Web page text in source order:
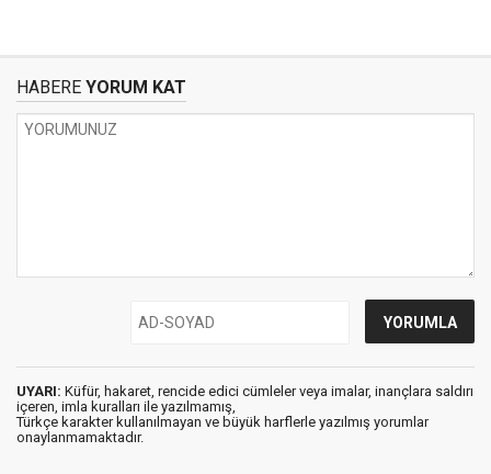
HABERE YORUM KAT
UYARI: Küfür, hakaret, rencide edici cümleler veya imalar, inançlara saldırı
içeren, imla kuralları ile yazılmamış,
Türkçe karakter kullanılmayan ve büyük harflerle yazılmış yorumlar
onaylanmamaktadır.